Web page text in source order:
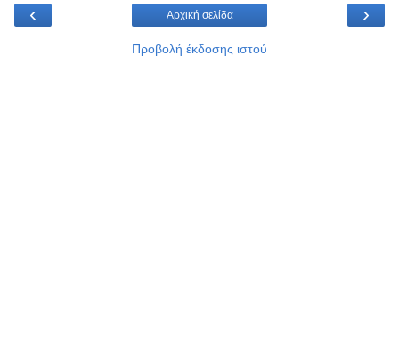
‹ ›
Αρχική σελίδα
Προβολή έκδοσης ιστού